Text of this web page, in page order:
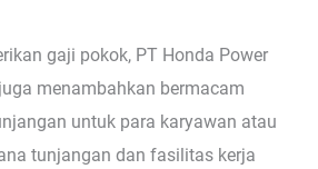
gaji pokok, PT Honda Power
menambahkan bermacam
untuk para karyawan atau
tunjangan dan fasilitas kerja